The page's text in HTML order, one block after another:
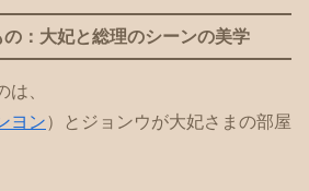
：大妃と総理のシーンの美学
、
ヨン）とジョンウが大妃さまの部屋